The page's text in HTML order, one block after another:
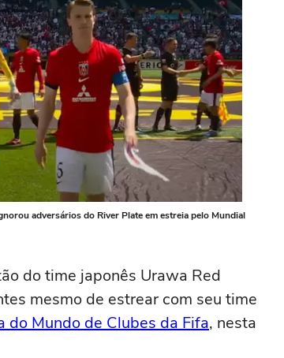
adversários do River Plate em estreia pelo Mundial
do time japonês Urawa Red
mesmo de estrear com seu time
do Mundo de Clubes da Fifa, nesta